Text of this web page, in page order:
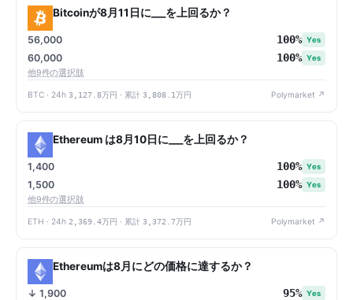
Bitcoinが8月11日に___を上回るか？
56,000 100% Yes
60,000 100% Yes
他9件の選択肢
BTC · 24h 3,127.8万円 · 累計 3,808.1万円 Polymarket ↗
Ethereum は8月10日に___を上回るか？
1,400 100% Yes
1,500 100% Yes
他9件の選択肢
ETH · 24h 2,369.4万円 · 累計 3,372.7万円 Polymarket ↗
Ethereumは8月にどの価格に達するか？
↓ 1,900 95% Yes